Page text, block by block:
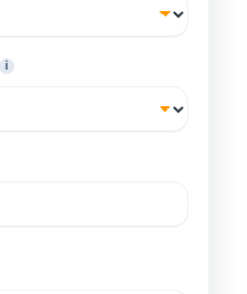
i